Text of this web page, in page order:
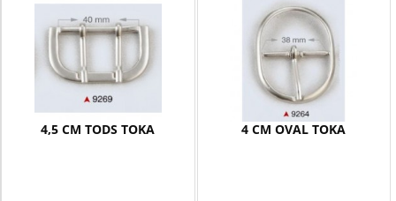
4,5 CM TODS TOKA 4 CM OVAL TOKA